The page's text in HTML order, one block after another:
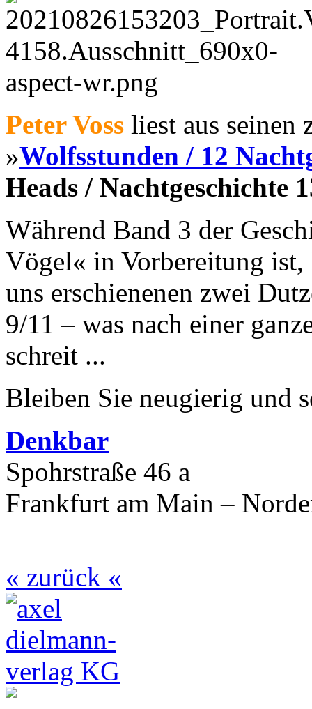
Peter Voss liest aus seinen
»Wolfsstunden / 12
Heads / Nachtgeschichte
Während Band 3 der
Vögel« in Vorbereitung ist,
uns erschienenen zwei
9/11 – was nach einer
schreit ...
Bleiben Sie neugierig und
Denkbar
Spohrstraße 46 a
Frankfurt am Main –
« zurück «